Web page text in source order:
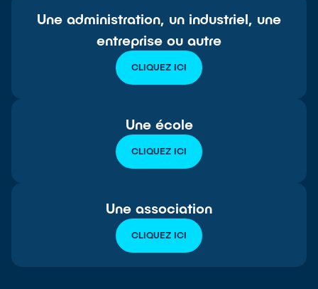
Une administration, un industriel, une
entreprise ou autre
CLIQUEZ ICI
Une école
CLIQUEZ ICI
Une association
CLIQUEZ ICI